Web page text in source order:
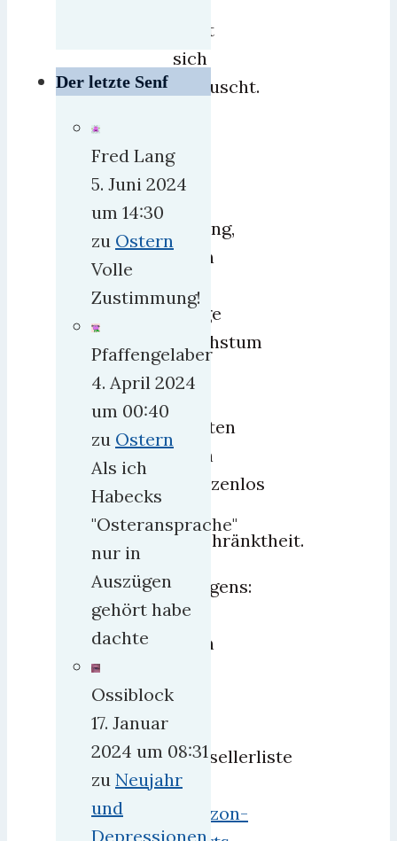
sieht
sich
getäuscht.
erst
Anfang,
denn
ewige
Wachstum
Westen
auch
grenzenlos
Beschränktheit.
Übrigens:
Sein
Buch
auf
Bestsellerliste
der
Amazon-
Der letzte Senf
Fred Lang
5. Juni 2024
um 14:30
zu Ostern
Volle
Zustimmung!
Pfaffengelaber
4. April 2024
um 00:40
zu Ostern
Als ich
Habecks
"Osteransprache"
nur in
Auszügen
gehört habe
dachte
Ossiblock
17. Januar
2024 um 08:31
zu Neujahr
und
Depressionen